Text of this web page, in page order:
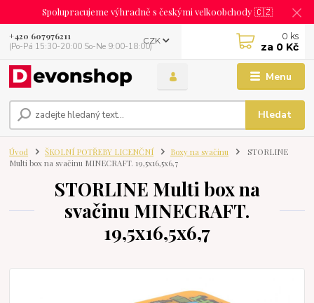
Spolupracujeme výhradně s českými velkoobchody 🇨🇿
Menu
CZK
Hledat
+420 607976211
(Po-Pá 15:30-20:00 So-Ne 9:00-18:00)
0 ks
za 0 Kč
Úvod ŠKOLNÍ POTŘEBY LICENČNÍ Boxy na svačinu
STORLINE
Multi box na svačinu MINECRAFT. 19,5x16,5x6,7
STORLINE Multi box na
svačinu MINECRAFT.
19,5x16,5x6,7